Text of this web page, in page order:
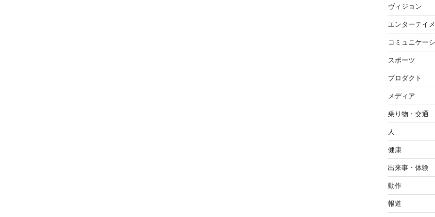
ヴィジョン
エンターテイ
コミュニケー
スポーツ
プロダクト
メディア
乗り物・交通
人
健康
出来事・体験
動作
報道